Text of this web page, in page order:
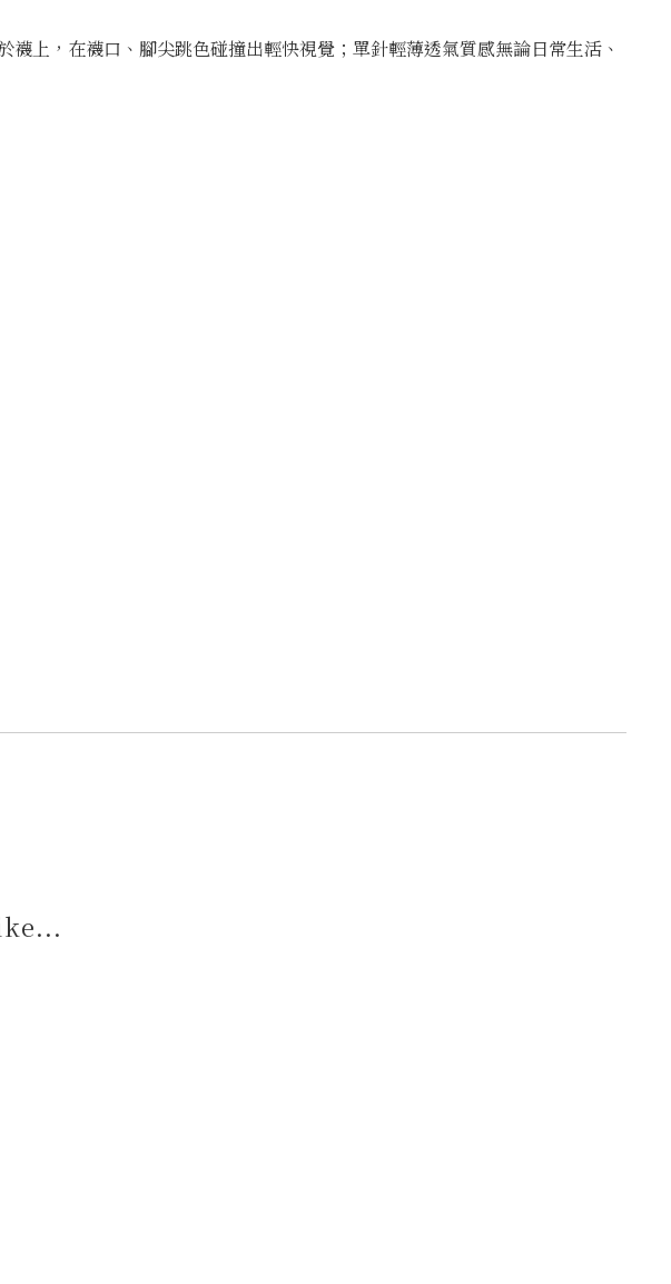
上，在襪口、腳尖跳色碰撞出輕快視覺；單針輕薄透氣質感無論日常生活、